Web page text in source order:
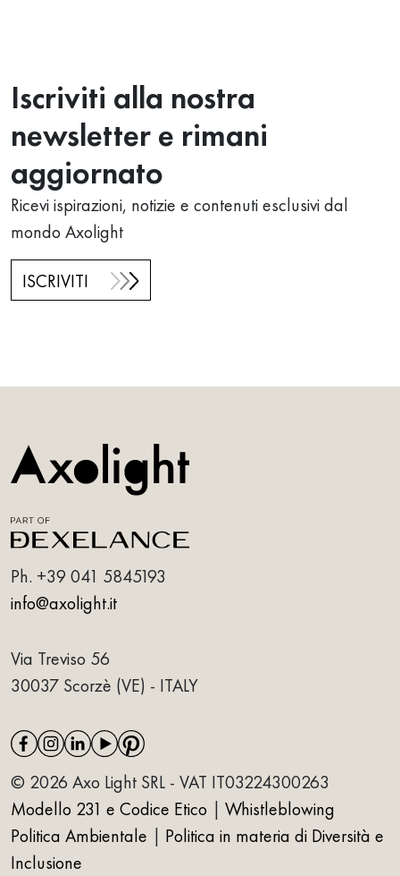
Iscriviti alla nostra
newsletter e rimani
aggiornato
Ricevi ispirazioni, notizie e contenuti esclusivi dal
mondo Axolight
ISCRIVITI
Ph. +39 041 5845193
info@axolight.it
Via Treviso 56
30037 Scorzè (VE) - ITALY
© 2026 Axo Light SRL - VAT IT03224300263
Modello 231 e Codice Etico
Whistleblowing
Politica Ambientale
Politica in materia di Diversità e
Inclusione